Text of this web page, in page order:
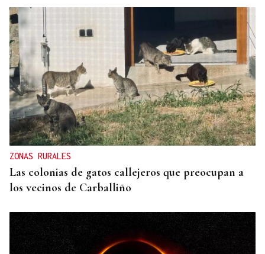
ZONAS RURALES
Las colonias de gatos callejeros que preocupan a
los vecinos de Carballiño